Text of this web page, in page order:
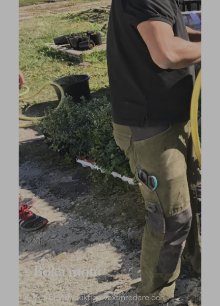
Boka möte
Vi erbjuder duktiga växtinredare och